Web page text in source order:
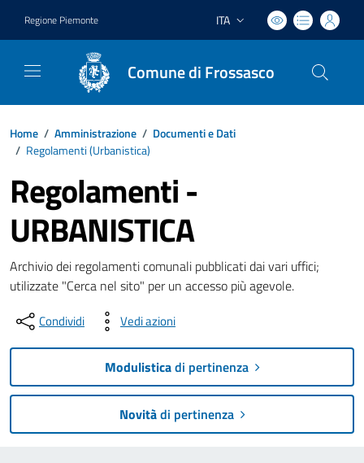
Regione Piemonte Lingua attiva:
ITA
Comune di Frossasco
Home / Amministrazione / Documenti e Dati
/ Regolamenti (Urbanistica)
Regolamenti -
URBANISTICA
Archivio dei regolamenti comunali pubblicati dai vari uffici;
utilizzate "Cerca nel sito" per un accesso più agevole.
Condividi Vedi azioni
Modulisticadi pertinenza
Novitàdi pertinenza